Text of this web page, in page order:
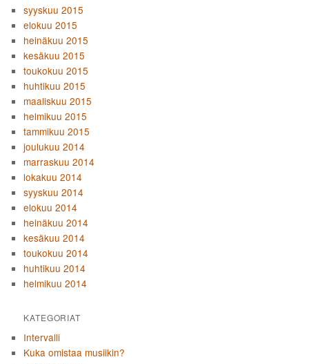
syyskuu 2015
elokuu 2015
heinäkuu 2015
kesäkuu 2015
toukokuu 2015
huhtikuu 2015
maaliskuu 2015
helmikuu 2015
tammikuu 2015
joulukuu 2014
marraskuu 2014
lokakuu 2014
syyskuu 2014
elokuu 2014
heinäkuu 2014
kesäkuu 2014
toukokuu 2014
huhtikuu 2014
helmikuu 2014
KATEGORIAT
Intervalli
Kuka omistaa musiikin?